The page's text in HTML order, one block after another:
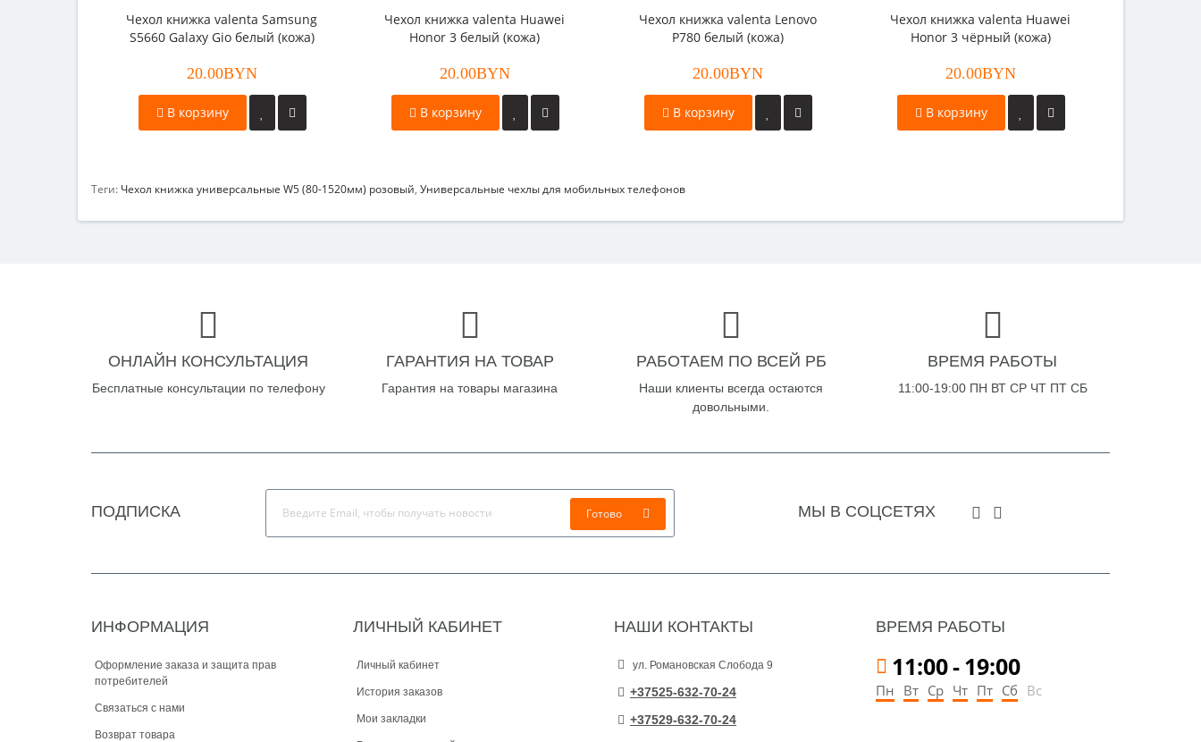
Чехол книжка valenta Samsung
S5660 Galaxy Gio белый (кожа)
20.00BYN
В корзину
Чехол книжка valenta Huawei
Honor 3 белый (кожа)
20.00BYN
В корзину
Чехол книжка valenta Lenovo
P780 белый (кожа)
20.00BYN
В корзину
Чехол книжка valenta Huawei
Honor 3 чёрный (кожа)
20.00BYN
В корзину
Теги: Чехол книжка универсальные W5 (80-1520мм) розовый, Универсальные чехлы для мобильных телефонов
ОНЛАЙН КОНСУЛЬТАЦИЯ
Бесплатные консультации по телефону
ГАРАНТИЯ НА ТОВАР
Гарантия на товары магазина
РАБОТАЕМ ПО ВСЕЙ РБ
Наши клиенты всегда остаются
довольными.
ВРЕМЯ РАБОТЫ
11:00-19:00 ПН ВТ СР ЧТ ПТ СБ
ПОДПИСКА Готово МЫ В СОЦСЕТЯХ
ИНФОРМАЦИЯ
Оформление заказа и защита прав
потребителей
Связаться с нами
Возврат товара
ЛИЧНЫЙ КАБИНЕТ
Личный кабинет
История заказов
Мои закладки
НАШИ КОНТАКТЫ
ул. Романовская Слобода 9
+37525-632-70-24
+37529-632-70-24
ВРЕМЯ РАБОТЫ
11:00-19:00
Пн Вт Ср Чт Пт Сб Вс